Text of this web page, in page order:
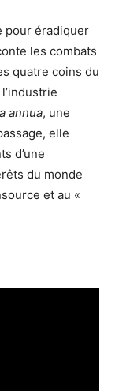
pour éradiquer
les combats
quatre coins du
annua, une
elle
d’une
du monde
et au «